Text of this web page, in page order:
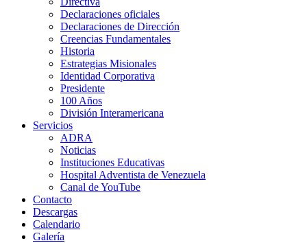
Declaraciones oficiales
Declaraciones de Dirección
Creencias Fundamentales
Historia
Estrategias Misionales
Identidad Corporativa
Presidente
100 Años
División Interamericana
Servicios
ADRA
Noticias
Instituciones Educativas
Hospital Adventista de Venezuela
Canal de YouTube
Contacto
Descargas
Calendario
Galería